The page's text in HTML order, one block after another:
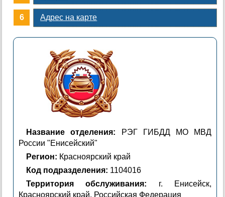
Адрес на карте
Название отделения: РЭГ ГИБДД МО МВД
России "Енисейский"
Регион: Красноярский край
Код подразделения: 1104016
Территория обслуживания: г. Енисейск,
Красноярский край, Российская Федерация